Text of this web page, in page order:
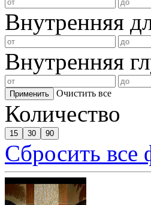
Внутренняя
Внутренняя
Применить Очистить все
Количество
15 30 90
Сбросить все